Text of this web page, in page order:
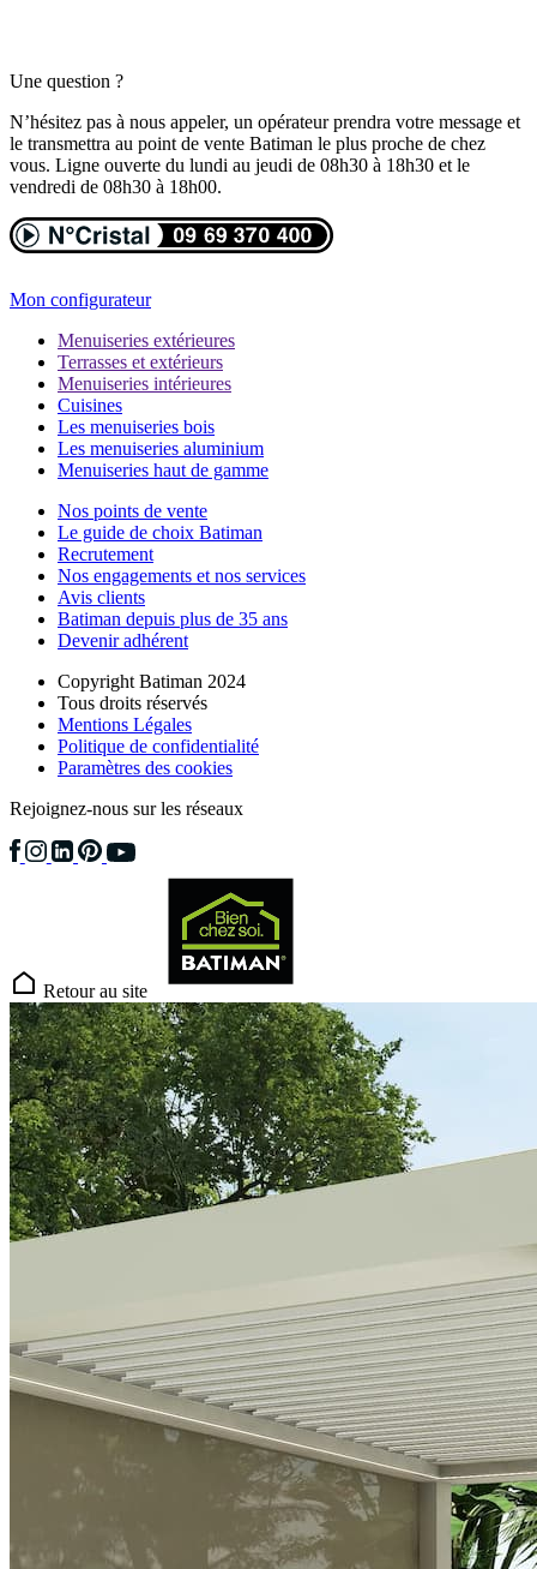
Une question ?
N’hésitez pas à nous appeler, un opérateur prendra votre message et
le transmettra au point de vente Batiman le plus proche de chez
vous. Ligne ouverte du lundi au jeudi de 08h30 à 18h30 et le
vendredi de 08h30 à 18h00.
Mon configurateur
Menuiseries extérieures
Terrasses et extérieurs
Menuiseries intérieures
Cuisines
Les menuiseries bois
Les menuiseries aluminium
Menuiseries haut de gamme
Nos points de vente
Le guide de choix Batiman
Recrutement
Nos engagements et nos services
Avis clients
Batiman depuis plus de 35 ans
Devenir adhérent
Copyright Batiman 2024
Tous droits réservés
Mentions Légales
Politique de confidentialité
Paramètres des cookies
Rejoignez-nous sur les réseaux
Retour au site